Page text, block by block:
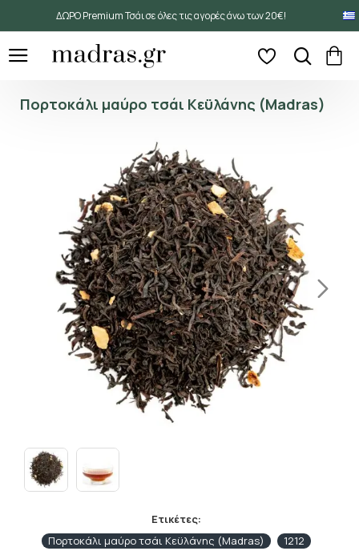
ΔΩΡΟ Premium Τσάι σε όλες τις αγορές άνω των 20€!
Πορτοκάλι μαύρο τσάι Κεϋλάνης (Madras)
Ετικέτες:
Πορτοκάλι μαύρο τσάι Κεϋλάνης (Madras)
1212